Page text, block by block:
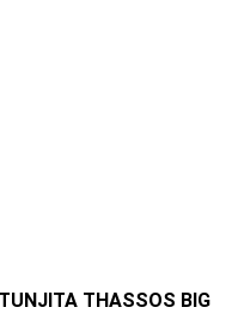
THASSOS BIG